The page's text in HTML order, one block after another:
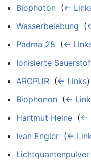
Biophoton (←
Wasserbelebung (
Padma 28 (←
Ionisierte
AROPUR (← Links)
Biophonon (←
Hartmut Heine (←
Ivan Engler (←
Lichtquantenpulver